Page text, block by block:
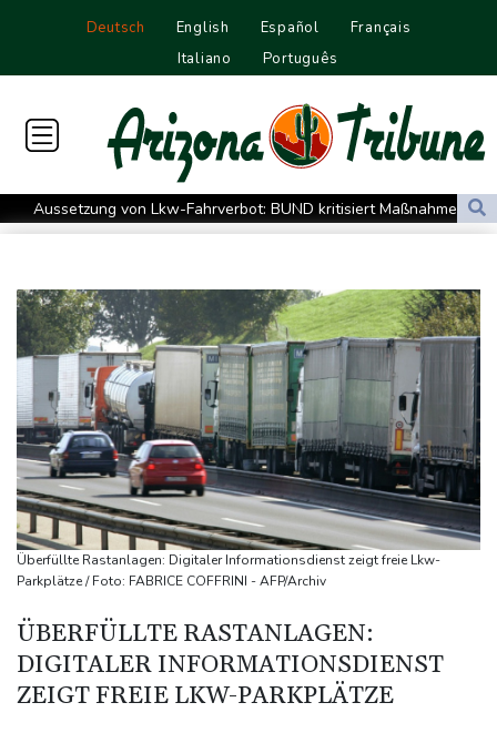
Deutsch English Español
Français
Italiano
Português
Aussetzung von Lkw-Fahrverbot: BUND kritisiert Maßnahme -
Industrie begrüßt sie
Justizminister Blanche
Schwimm-EM: Schmidbauer verliert Titel, Halbisch gewinnt
Bronze
Frankreich: Crémant-Lese in Burgund beginnt wegen Hitzewellen
so früh wie nie
Europas Automarkt wächst, doch der E-Auto-Boom verschärft
den Druck
Klinsmann über Horror-Verletzung: "Ich hatte Glück"
Brand in Recyclinganlage in Rotterdam
Verkehrsminister Bilger verteidigt Aussetzung von
Sonntagsfahrverbot für Lkw
Maextro S800: Chinas Luxusangriff auf Maybach und S-Klasse
Leverkusen verlängert mit Carro und Rolfes
Überfüllte Rastanlagen: Digitaler Informationsdienst zeigt freie Lkw-
Parkplätze / Foto: FABRICE COFFRINI - AFP/Archiv
ÜBERFÜLLTE RASTANLAGEN:
DIGITALER INFORMATIONSDIENST
ZEIGT FREIE LKW-PARKPLÄTZE